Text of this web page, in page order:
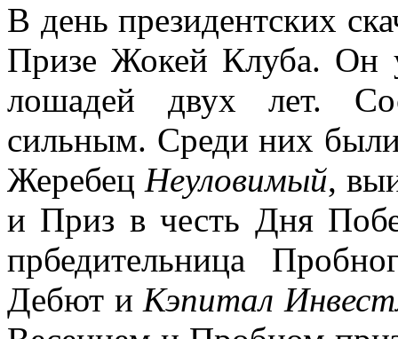
В день президентских
Призе Жокей Клуба. Он
лошадей двух лет.
сильным. Среди них
ЖеребецНеуловимый,
и Приз в честь Дня
прбедительница
Дебют иКэпитал